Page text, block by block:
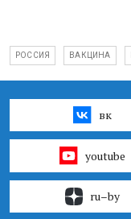
РОССИЯ ВАКЦИНА
вк
youtube
ru–by